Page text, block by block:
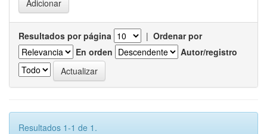
Resultados por página | Ordenar por
En orden
Autor/registro
Resultados 1-1 de 1.